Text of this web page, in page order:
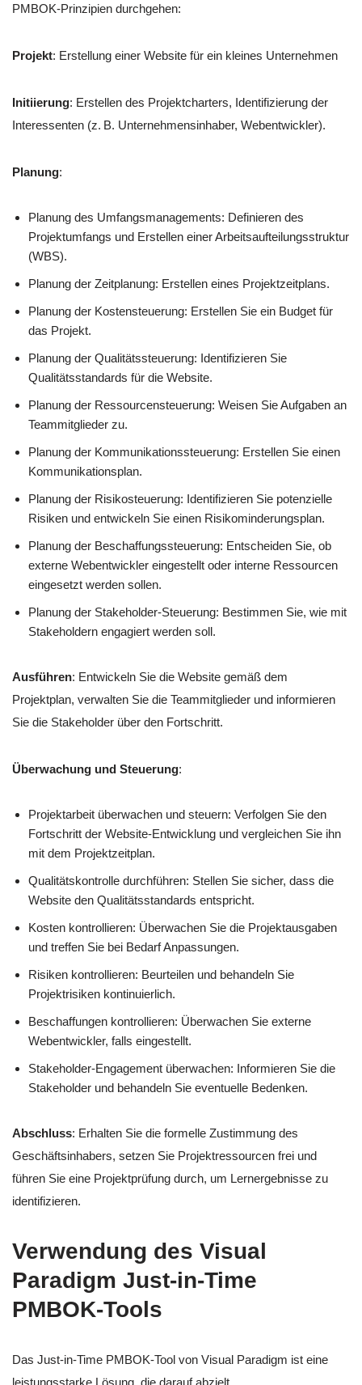
PMBOK-Prinzipien durchgehen:
Projekt: Erstellung einer Website für ein kleines Unternehmen
Initiierung: Erstellen des Projektcharters, Identifizierung der
Interessenten (z. B. Unternehmensinhaber, Webentwickler).
Planung:
Planung des Umfangsmanagements: Definieren des
Projektumfangs und Erstellen einer Arbeitsaufteilungsstruktur
(WBS).
Planung der Zeitplanung: Erstellen eines Projektzeitplans.
Planung der Kostensteuerung: Erstellen Sie ein Budget für
das Projekt.
Planung der Qualitätssteuerung: Identifizieren Sie
Qualitätsstandards für die Website.
Planung der Ressourcensteuerung: Weisen Sie Aufgaben an
Teammitglieder zu.
Planung der Kommunikationssteuerung: Erstellen Sie einen
Kommunikationsplan.
Planung der Risikosteuerung: Identifizieren Sie potenzielle
Risiken und entwickeln Sie einen Risikominderungsplan.
Planung der Beschaffungssteuerung: Entscheiden Sie, ob
externe Webentwickler eingestellt oder interne Ressourcen
eingesetzt werden sollen.
Planung der Stakeholder-Steuerung: Bestimmen Sie, wie mit
Stakeholdern engagiert werden soll.
Ausführen: Entwickeln Sie die Website gemäß dem
Projektplan, verwalten Sie die Teammitglieder und informieren
Sie die Stakeholder über den Fortschritt.
Überwachung und Steuerung:
Projektarbeit überwachen und steuern: Verfolgen Sie den
Fortschritt der Website-Entwicklung und vergleichen Sie ihn
mit dem Projektzeitplan.
Qualitätskontrolle durchführen: Stellen Sie sicher, dass die
Website den Qualitätsstandards entspricht.
Kosten kontrollieren: Überwachen Sie die Projektausgaben
und treffen Sie bei Bedarf Anpassungen.
Risiken kontrollieren: Beurteilen und behandeln Sie
Projektrisiken kontinuierlich.
Beschaffungen kontrollieren: Überwachen Sie externe
Webentwickler, falls eingestellt.
Stakeholder-Engagement überwachen: Informieren Sie die
Stakeholder und behandeln Sie eventuelle Bedenken.
Abschluss: Erhalten Sie die formelle Zustimmung des
Geschäftsinhabers, setzen Sie Projektressourcen frei und
führen Sie eine Projektprüfung durch, um Lernergebnisse zu
identifizieren.
Verwendung des Visual
Paradigm Just-in-Time
PMBOK-Tools
Das Just-in-Time PMBOK-Tool von Visual Paradigm ist eine